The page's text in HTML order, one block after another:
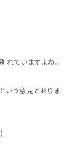
れていますよね。
いう意見とありま